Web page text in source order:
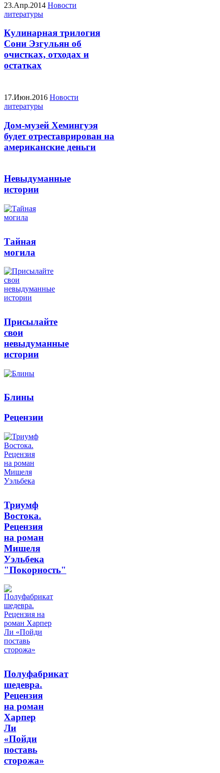
23.Апр.2014 Новости
литературы
Кулинарная трилогия
Сони Эзгульян об
очистках, отходах и
остатках
17.Июн.2016 Новости
литературы
Дом-музей Хемингуэя
будет отреставрирован на
американские деньги
Невыдуманные
истории
Тайная
могила
Присылайте
свои
невыдуманные
истории
Блины
Рецензии
Триумф
Востока.
Рецензия
на роман
Мишеля
Уэльбека
"Покорность"
Полуфабрикат
шедевра.
Рецензия
на роман
Харпер
Ли
«Пойди
поставь
сторожа»